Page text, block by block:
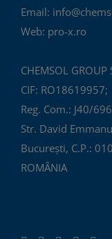
Email:
Web: pro-x.ro
CHEMSOL GROUP
CIF: RO18619957;
Reg. Com.: J40/
Str. David
București, C.P.:
ROMÂNIA